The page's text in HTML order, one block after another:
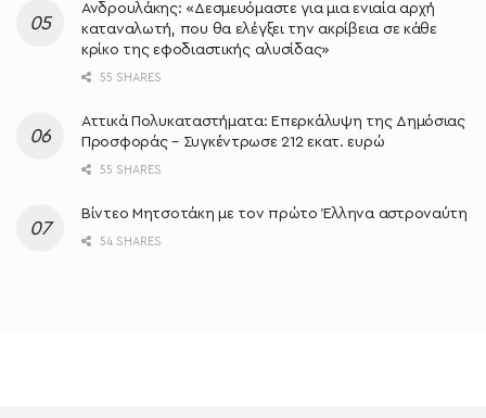
Ανδρουλάκης: «Δεσμευόμαστε για μια ενιαία αρχή
καταναλωτή, που θα ελέγξει την ακρίβεια σε κάθε
κρίκο της εφοδιαστικής αλυσίδας»
55 SHARES
Αττικά Πολυκαταστήματα: Επερκάλυψη της Δημόσιας
Προσφοράς – Συγκέντρωσε 212 εκατ. ευρώ
55 SHARES
Bίντεο Μητσοτάκη με τον πρώτο Έλληνα αστροναύτη
54 SHARES